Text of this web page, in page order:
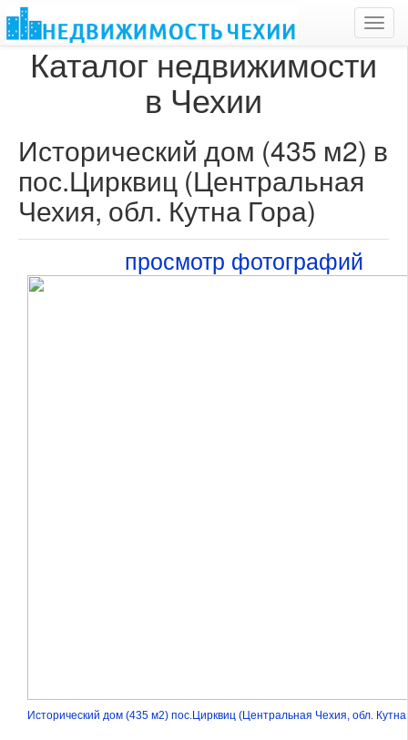
Каталог недвижимости
в Чехии
Исторический дом (435 м2) в
пос.Цирквиц (Центральная
Чехия, обл. Кутна Гора)
просмотр фотографий
Исторический дом (435 м2) пос.Цирквиц (Центральная Чехия, обл.